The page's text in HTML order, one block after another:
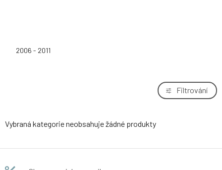
2006 - 2011
Filtrování
Vybraná kategorie neobsahuje žádné produkty